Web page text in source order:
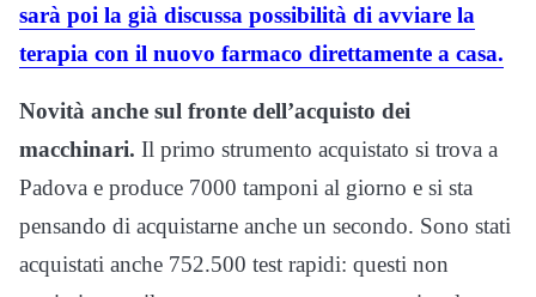
sarà poi la già discussa possibilità di avviare la
terapia con il nuovo farmaco direttamente a casa.
Novità anche sul fronte dell’acquisto dei
macchinari. Il primo strumento acquistato si trova a
Padova e produce 7000 tamponi al giorno e si sta
pensando di acquistarne anche un secondo. Sono stati
acquistati anche 752.500 test rapidi: questi non